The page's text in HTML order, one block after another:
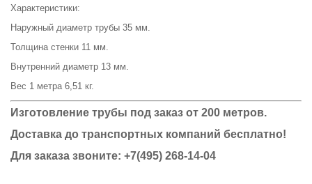
Характеристики:
Наружный диаметр трубы 35 мм.
Толщина стенки 11 мм.
Внутренний диаметр 13 мм.
Вес 1 метра 6,51 кг.
Изготовление трубы под заказ от 200 метров.
Доставка до транспортных компаний бесплатно!
Для заказа звоните: +7(495) 268-14-04